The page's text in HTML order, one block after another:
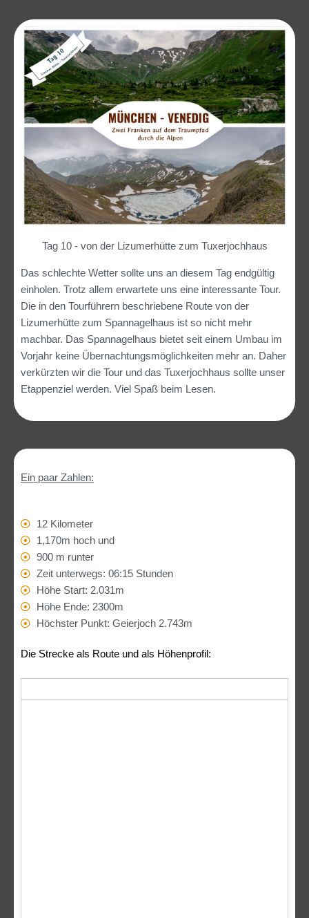
Tag 10 - von der Lizumerhütte zum Tuxerjochhaus
Das schlechte Wetter sollte uns an diesem Tag endgültig
einholen. Trotz allem erwartete uns eine interessante Tour.
Die in den Tourführern beschriebene Route von der
Lizumerhütte zum Spannagelhaus ist so nicht mehr
machbar. Das Spannagelhaus bietet seit einem Umbau im
Vorjahr keine Übernachtungsmöglichkeiten mehr an. Daher
verkürzten wir die Tour und das Tuxerjochhaus sollte unser
Etappenziel werden. Viel Spaß beim Lesen.
Ein paar Zahlen:
12 Kilometer
1,170m hoch und
900 m runter
Zeit unterwegs: 06:15 Stunden
Höhe Start: 2.031m
Höhe Ende: 2300m
Höchster Punkt: Geierjoch 2.743m
Die Strecke als Route und als Höhenprofil: